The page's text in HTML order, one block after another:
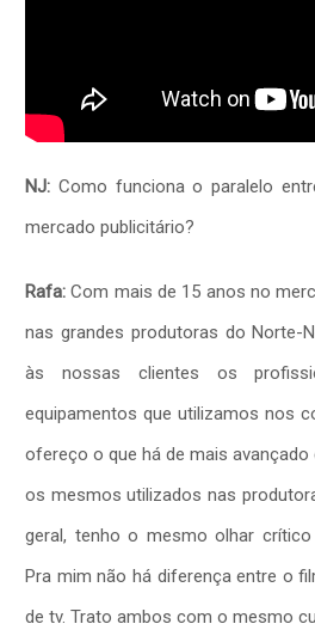
NJ: Como funciona o paralelo
mercado publicitário?
Rafa: Com mais de 15 anos no
nas grandes produtoras do Norte-
às nossas clientes os
equipamentos que utilizamos nos
ofereço o que há de mais
os mesmos utilizados nas
geral, tenho o mesmo olhar
Pra mim não há diferença entre o
de tv. Trato ambos com o mesmo